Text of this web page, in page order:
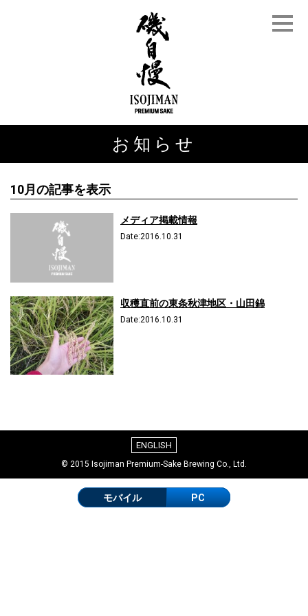
お知らせ
10月の記事を表示
メディア掲載情報
Date:2016.10.31
収穫直前の東条秋津地区・山田錦
Date:2016.10.31
ENGLISH
© 2015 Isojiman Premium-Sake Brewing Co., Ltd.
モバイル PC